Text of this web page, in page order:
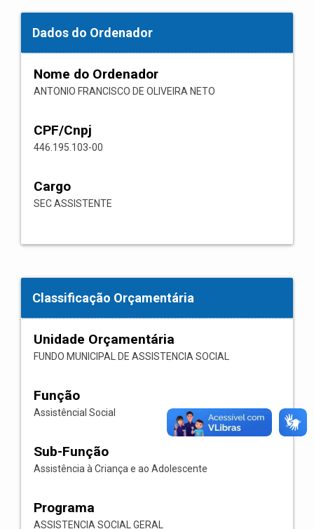
Dados do Ordenador
Nome do Ordenador
ANTONIO FRANCISCO DE OLIVEIRA NETO
CPF/Cnpj
446.195.103-00
Cargo
SEC ASSISTENTE
Classificação Orçamentária
Unidade Orçamentária
FUNDO MUNICIPAL DE ASSISTENCIA SOCIAL
Função
Assistêncial Social
Sub-Função
Assistência à Criança e ao Adolescente
Programa
ASSISTENCIA SOCIAL GERAL